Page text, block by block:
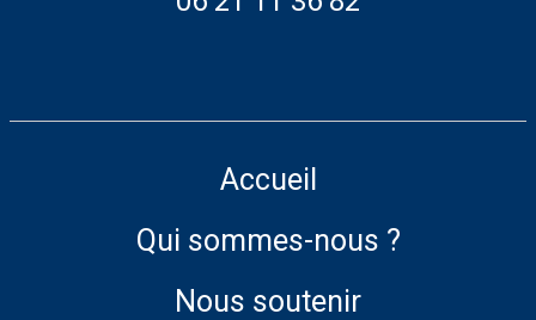
Accueil
Qui sommes-nous ?
Nous soutenir